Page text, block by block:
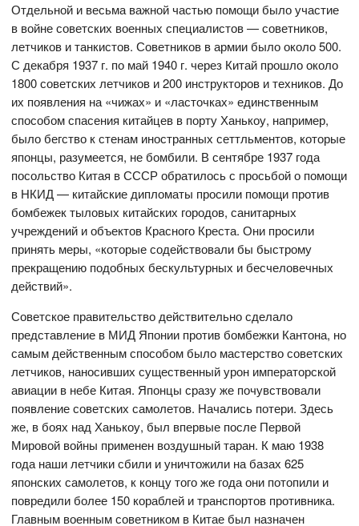
Отдельной и весьма важной частью помощи было участие
в войне советских военных специалистов — советников,
летчиков и танкистов. Советников в армии было около 500.
С декабря 1937 г. по май 1940 г. через Китай прошло около
1800 советских летчиков и 200 инструкторов и техников. До
их появления на «чижах» и «ласточках» единственным
способом спасения китайцев в порту Ханькоу, например,
было бегство к стенам иностранных сеттльментов, которые
японцы, разумеется, не бомбили. В сентябре 1937 года
посольство Китая в СССР обратилось с просьбой о помощи
в НКИД — китайские дипломаты просили помощи против
бомбежек тыловых китайских городов, санитарных
учреждений и объектов Красного Креста. Они просили
принять меры, «которые содействовали бы быстрому
прекращению подобных бескультурных и бесчеловечных
действий».
Советское правительство действительно сделало
представление в МИД Японии против бомбежки Кантона, но
самым действенным способом было мастерство советских
летчиков, наносивших существенный урон императорской
авиации в небе Китая. Японцы сразу же почувствовали
появление советских самолетов. Начались потери. Здесь
же, в боях над Ханькоу, был впервые после Первой
Мировой войны применен воздушный таран. К маю 1938
года наши летчики сбили и уничтожили на базах 625
японских самолетов, к концу того же года они потопили и
повредили более 150 кораблей и транспортов противника.
Главным военным советником в Китае был назначен